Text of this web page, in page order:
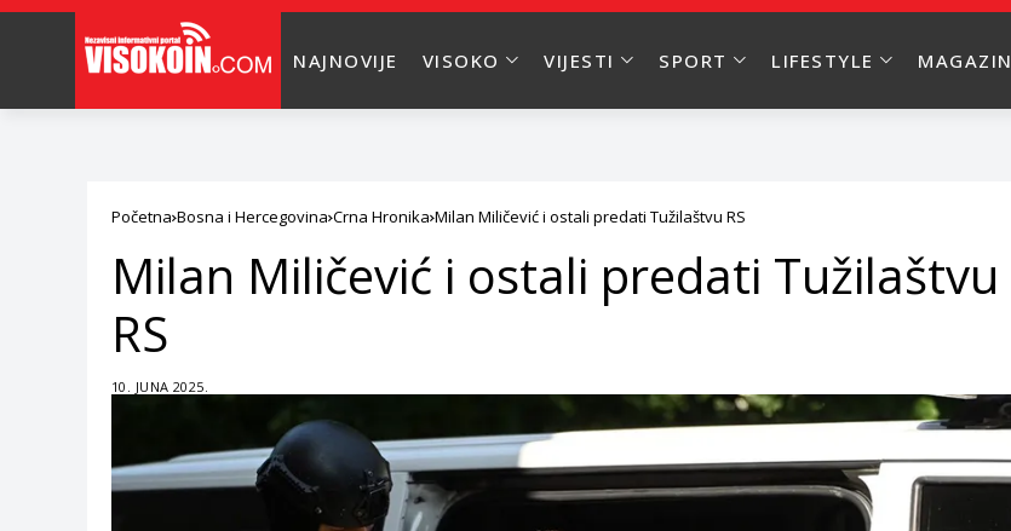
NAJNOVIJE VISOKO VIJESTI SPORT LIFESTYLE MAGAZIN
Početna Bosna i Hercegovina Crna Hronika Milan Miličević i ostali predati Tužilaštvu RS
Milan Miličević i ostali predati Tužilaštvu
RS
10. JUNA 2025.